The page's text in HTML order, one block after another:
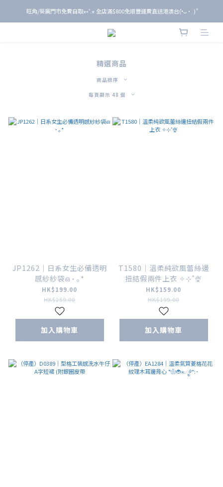
旺角/葵廣門市免費自取⋆⭒˚.⋆ 全店滿$800免順豐運費直送港澳台(•̀ᴗ• ) ̑̑
單 筆 消 費 滿 $ 6 0 0 即 送 全 年 9 折 會 員
精選商品
商品排序
每頁顯示 48 個
JP1262｜日系女生必備透明
感紗紗袋ഒ ˖ ｡*
HK$199.00
HK$259.00
加入購物車
T1580｜溫柔純欲風蕾絲邊
扭結假兩件上衣 ✧⊹˚🍨
HK$159.00
HK$199.00
加入購物車